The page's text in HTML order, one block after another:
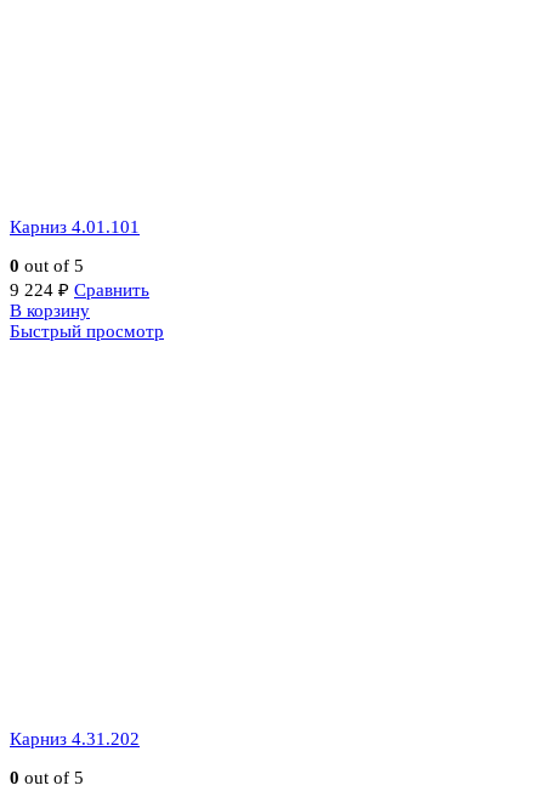
Карниз 4.01.101
0 out of 5
9 224 ₽ Сравнить
В корзину
Быстрый просмотр
Карниз 4.31.202
0 out of 5